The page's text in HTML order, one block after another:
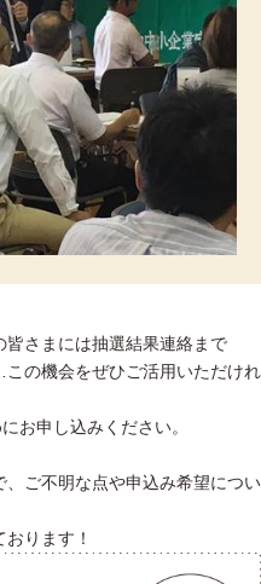
さまには抽選結果連絡まで
の機会をぜひご活用いただけれ
お申し込みください。
ご不明な点や申込み希望につい
ります！